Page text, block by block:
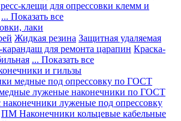
клещи для опрессовки клемм и
... Показать все
лаки
Жидкая резина Защитная удаляемая
карандаш для ремонта царапин Краска-
... Показать все
и гильзы
медные под опрессовку по ГОСТ
луженые наконечники по ГОСТ
луженые под опрессовку
ПМ Наконечники кольцевые кабельные